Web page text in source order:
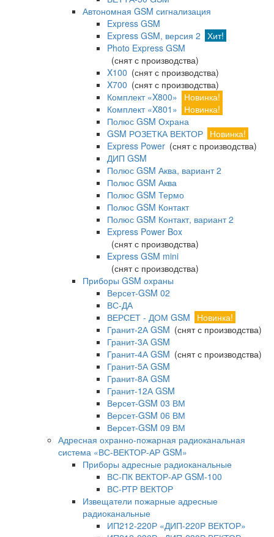
Автономная GSM сигнализация
Express GSM
Express GSM, версия 2 Хит!
Photo Express GSM
(снят с производства)
X100 (снят с производства)
X700 (снят с производства)
Комплект «X800»
Новинка!
Комплект «X801»
Новинка!
Полюс GSM Охрана
GSM РОЗЕТКА ВЕКТОР Новинка!
Express Power (снят с производства)
ДИП GSM
Полюс GSM Аква, вариант 2
Полюс GSM Аква
Полюс GSM Термо
Полюс GSM Контакт
Полюс GSM Контакт, вариант 2
Express Power Box
(снят с производства)
Express GSM mini
(снят с производства)
Приборы GSM охраны
Версет-GSM 02
ВС-ДА
ВЕРСЕТ - ДОМ GSM
Новинка!
Гранит-2А GSM (снят с производства)
Гранит-3А GSM
Гранит-4А GSM (снят с производства)
Гранит-5А GSM
Гранит-8А GSM
Гранит-12А GSM
Версет-GSM 03 ВМ
Версет-GSM 06 ВМ
Версет-GSM 09 ВМ
Адресная охранно-пожарная радиоканальная
система «ВС-ВЕКТОР-АР GSM»
Приборы адресные радиоканальные
ВС-ПК ВЕКТОР-АР GSM-100
ВС-РТР ВЕКТОР
Извещатели пожарные адресные
радиоканальные
ИП212-220Р «ДИП-220Р ВЕКТОР»